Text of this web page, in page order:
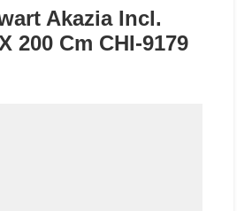
Akazia Incl.
200 Cm CHI-9179